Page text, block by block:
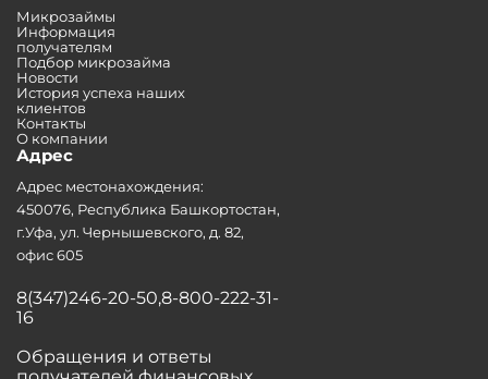
Микрозаймы
Информация
получателям
Подбор микрозайма
Новости
История успеха наших
клиентов
Контакты
О компании
Адрес
Адрес местонахождения:
450076, Республика Башкортостан,
г.Уфа, ул. Чернышевского, д. 82,
офис 605
8(347)246-20-50,8-800-222-31-
16
Обращения и ответы